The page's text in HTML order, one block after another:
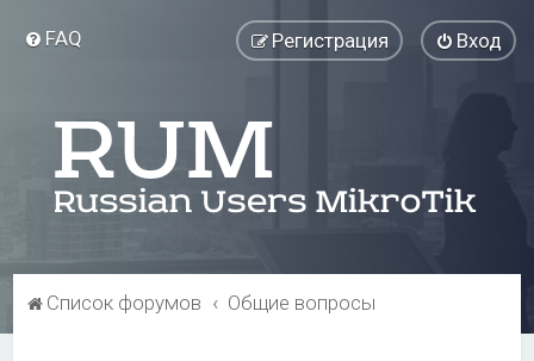
FAQ Вход
Регистрация
Список форумов Общие вопросы